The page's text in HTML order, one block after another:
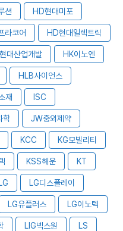
션 HD현대미포
라코어 HD현대일렉트릭
대산업개발 HK이노엔
HLB사이언스
재 ISC
학 JW중외제약
KCC KG모빌리티
KSS해운 KT
LG LG디스플레이
LG유플러스 LG이노텍
LIG넥스원 LS